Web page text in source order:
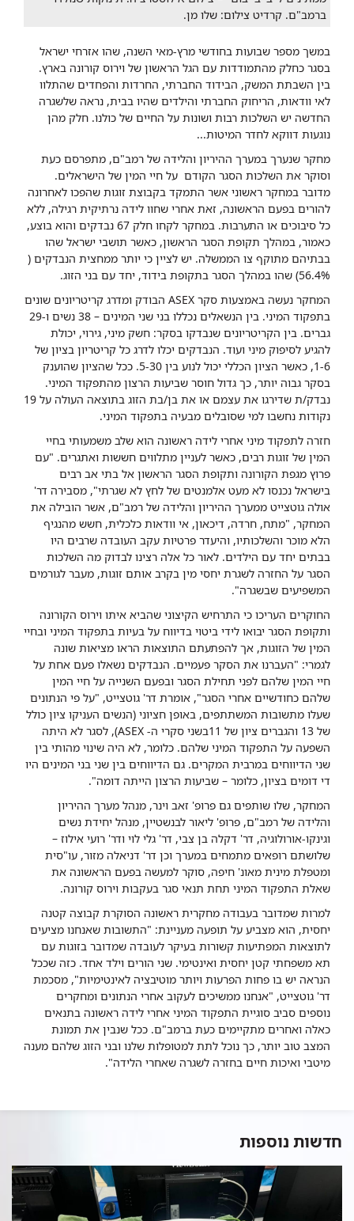
ברמב"ם. קרדיט צילום: שלו מן.
במשך מספר שבועות בחודשי מרץ-מאי השנה, שהו אזרחי ישראל
בסגר כחלק מהתמודדות עם הגל הראשון של וירוס קורונה בארץ.
בין השבתת המשק, הבידוד החברתי, החרדות והפחדים שהתלוו
לאי וודאות, הריחוק החברתי והילדים שהיו בבית, נראה שלשגרה
החדשה יש השלכות רבות ושונות על החיים של כולנו. חלק מהן
נוגעות דווקא לחדר המיטות...
מחקר שנערך במערך ההיריון והלידה של רמב"ם, מתפרסם כעת
וסוקר את השלכות הסגר הקודם על חיי המין של הישראלים.
מדובר במחקר ראשוני אשר התמקד בקבוצת זוגות שהפכו לאחרונה
להורים בפעם הראשונה, זאת אחרי שחוו לידה נרתיקית רגילה, ללא
כל סיבוכים או התערבות. במחקר לקחו חלק 67 נבדקים והוא בוצע,
כאמור, במהלך תקופת הסגר הראשון, כאשר תושבי ישראל שהו
בבתיהם מתוקף צו הממשלה. יש לציין כי יותר ממחצית הנבדקים (
56.4%) שהו במהלך הסגר בתקופת בידוד, יחד עם בני הזוג.
המחקר נעשה באמצעות סקר ASEX הבודק ומדרג קריטריונים שונים
בתפקוד המיני. בין הנשאלים נכללו בני שני המינים – 38 נשים ו-29
גברים. בין הקריטריונים שנבדקו בסקר: חשק מיני, גירוי, יכולת
להגיע לסיפוק מיני ועוד. הנבדקים יכלו לדרג כל קריטריון בציון של
1-6, כאשר הציון הכללי יכול לנוע בין 5-30. ככל שהציון שהוענק
בסקר גבוה יותר, כך גדול חוסר שביעות הרצון מהתפקוד המיני.
נבדק/ת שדירגו את עצמם או את בן/בת הזוג בתוצאה העולה על 19
נקודות נחשבו למי שסובלים מבעיה בתפקוד המיני.
חזרה לתפקוד מיני אחרי לידה ראשונה הוא שלב משמעותי בחיי
המין של זוגות רבים, כאשר לעניין מתלווים חששות ואתגרים. "עם
פרוץ מגפת הקורונה ותקופת הסגר הראשון אל בתי אב רבים
בישראל נכנסו לא מעט אלמנטים של לחץ לא שגרתי", מסבירה דר'
אולה גוטצייט ממערך ההיריון והלידה של רמב"ם, אשר הובילה את
המחקר, "מתח, חרדה, דיכאון, אי וודאות כלכלית, חשש מהנגיף
הלא מוכר והשלכותיו, והיעדר פרטיות עקב העובדה שרבים היו
בבתים יחד עם הילדים. לאור כל אלה רצינו לבדוק מה השלכות
הסגר על החזרה לשגרת יחסי מין בקרב אותם זוגות, מעבר לגורמים
המשפיעים שבשגרה".
החוקרים העריכו כי התרחיש הקיצוני שהביא איתו וירוס הקורונה
ותקופת הסגר יבואו לידי ביטוי בדיווח על בעיות בתפקוד המיני ובחיי
המין של הזוגות, אך להפתעתם התוצאות הראו מציאות שונה
לגמרי: "העברנו את הסקר פעמיים. הנבדקים נשאלו פעם אחת על
חיי המין שלהם לפני תחילת הסגר ובפעם השנייה על חיי המין
שלהם כחודשיים אחרי הסגר", אומרת דר' גוטצייט, "על פי הנתונים
שעלו מתשובות המשתתפים, באופן חציוני (הנשים העניקו ציון כולל
של 13 והגברים ציון של 11בשני סקרי ה- ASEX), לסגר לא היתה
השפעה על התפקוד המיני שלהם. כלומר, לא היה שינוי מהותי בין
שני הדיווחים במרבית המקרים. גם הדיווחים בין שני בני המינים היו
די דומים בציון, כלומר – שביעות הרצון הייתה דומה".
המחקר, שלו שותפים גם פרופ' זאב וינר, מנהל מערך ההיריון
והלידה של רמב"ם, פרופ' ליאור לבנשטיין, מנהל יחידת נשים
וגינקו-אורולוגיה, דר' דקלה בן צבי, דר' גלי לוי ודר' רועי אילוז –
שלושתם רופאים מתמחים במערך וכן דר' דניאלה מזור, עו"סית
ומטפלת מינית מאונ' חיפה, סוקר למעשה בפעם הראשונה את
שאלת התפקוד המיני תחת תנאי סגר בעקבות וירוס קורונה.
למרות שמדובר בעבודה מחקרית ראשונה הסוקרת קבוצה קטנה
יחסית, הוא מצביע על תופעה מעניינת: "התשובות שאנחנו מציעים
לתוצאות המפתיעות קשורות בעיקר לעובדה שמדובר בזוגות עם
תא משפחתי קטן יחסית ואינטימי. שני הורים וילד אחד. כזה שככל
הנראה יש בו פחות הפרעות ויותר מוטיבציה לאינטימיות", מסכמת
דר' גוטצייט, "אנחנו ממשיכים לעקוב אחרי הנתונים ומחקרים
נוספים סביב סוגיית התפקוד המיני אחרי לידה ראשונה בתנאים
כאלה ואחרים מתקיימים כעת ברמב"ם. ככל שנבין את תמונת
המצב טוב יותר, כך נוכל לתת למטופלות שלנו ובני הזוג שלהם מענה
מיטבי ואיכות חיים בחזרה לשגרה שאחרי הלידה".
חדשות נוספות